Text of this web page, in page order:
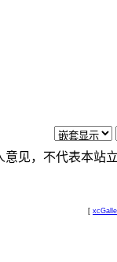
意见，不代表本站
[